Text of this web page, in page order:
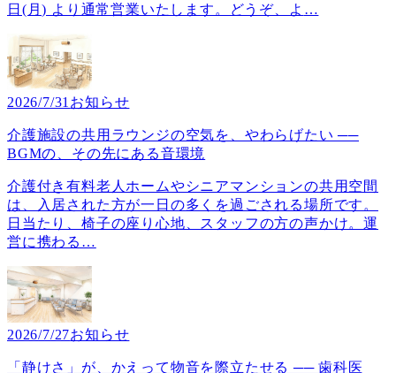
日(月) より通常営業いたします。どうぞ、よ …
2026/7/31 お知らせ
介護施設の共用ラウンジの空気を、やわらげたい ──
BGMの、その先にある音環境
介護付き有料老人ホームやシニアマンションの共用空間
は、入居された方が一日の多くを過ごされる場所です。
日当たり、椅子の座り心地、スタッフの方の声かけ。運
営に携わる …
2026/7/27お知らせ
「静けさ」が、かえって物音を際立たせる ── 歯科医